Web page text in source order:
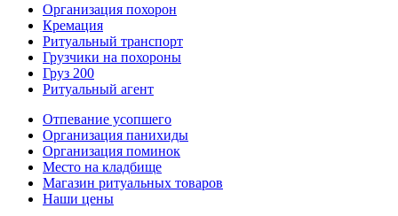
Организация похорон
Кремация
Ритуальный транспорт
Грузчики на похороны
Груз 200
Ритуальный агент
Отпевание усопшего
Организация панихиды
Организация поминок
Место на кладбище
Магазин ритуальных товаров
Наши цены